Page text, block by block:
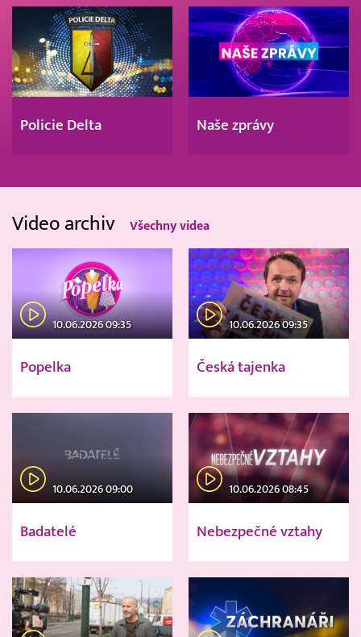
Policie Delta Naše zprávy
Video archiv Všechny videa
10.06.2026 09:35
Popelka
10.06.2026 09:35
Česká tajenka
10.06.2026 09:00
Badatelé
10.06.2026 08:45
Nebezpečné vztahy